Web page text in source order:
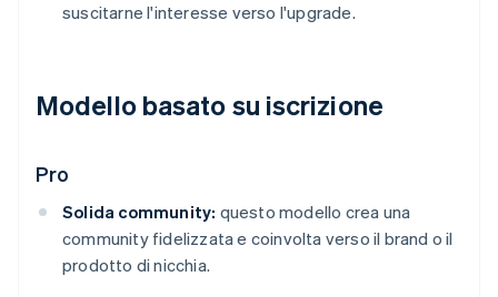
suscitarne l'interesse verso l'upgrade.
Modello basato su iscrizione
Pro
Solida community: questo modello crea una
community fidelizzata e coinvolta verso il brand o il
prodotto di nicchia.